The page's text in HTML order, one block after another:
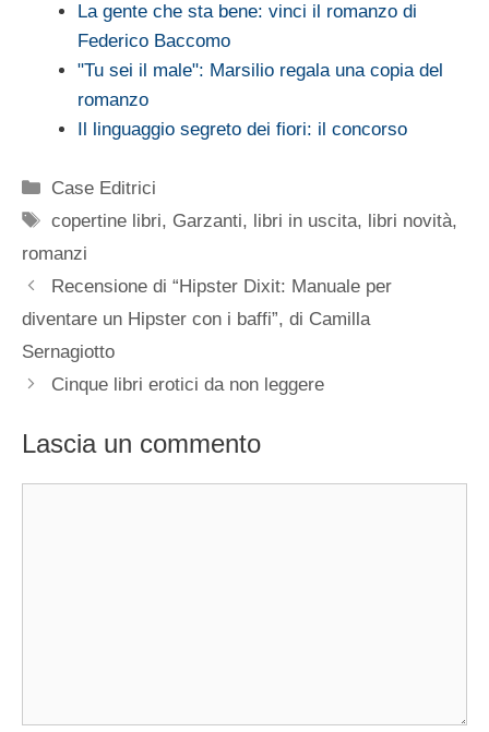
La gente che sta bene: vinci il romanzo di
Federico Baccomo
"Tu sei il male": Marsilio regala una copia del
romanzo
Il linguaggio segreto dei fiori: il concorso
Categorie
Case Editrici
Tag
copertine libri, Garzanti, libri in uscita, libri novità,
romanzi
Recensione di “Hipster Dixit: Manuale per
diventare un Hipster con i baffi”, di Camilla
Sernagiotto
Cinque libri erotici da non leggere
Lascia un commento